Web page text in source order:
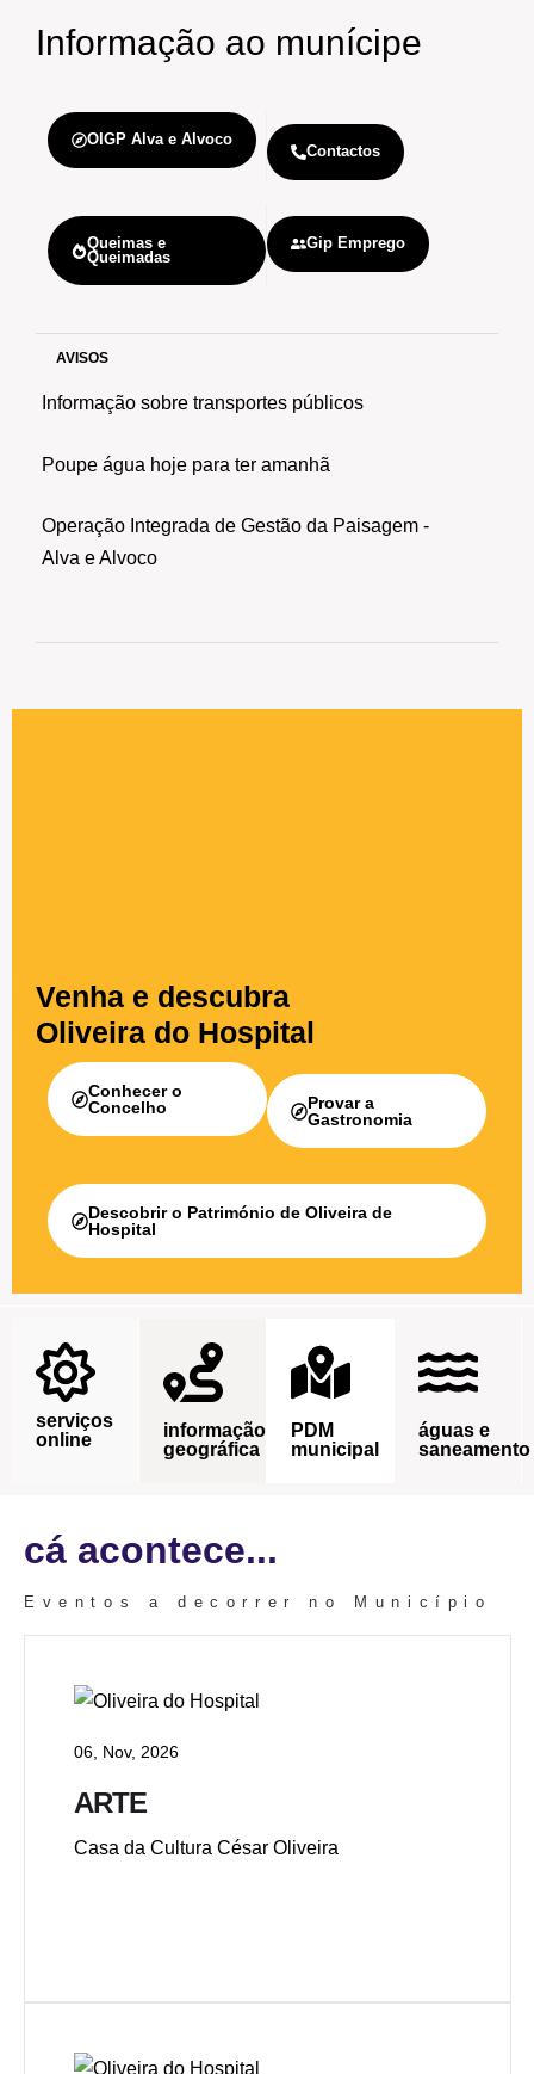
Informação ao munícipe
OIGP Alva e Alvoco
Contactos
Queimas e
Queimadas
Gip Emprego
AVISOS
Informação sobre transportes públicos
Poupe água hoje para ter amanhã
Operação Integrada de Gestão da Paisagem -
Alva e Alvoco
Venha e descubra
Oliveira do Hospital
Conhecer o
Concelho
Provar a
Gastronomia
Descobrir o Património de Oliveira de
Hospital
serviços
online
informação
geográfica
PDM
municipal
águas e
saneamento
cá acontece...
Eventos a decorrer no Município
06, Nov, 2026
ARTE
Casa da Cultura César Oliveira